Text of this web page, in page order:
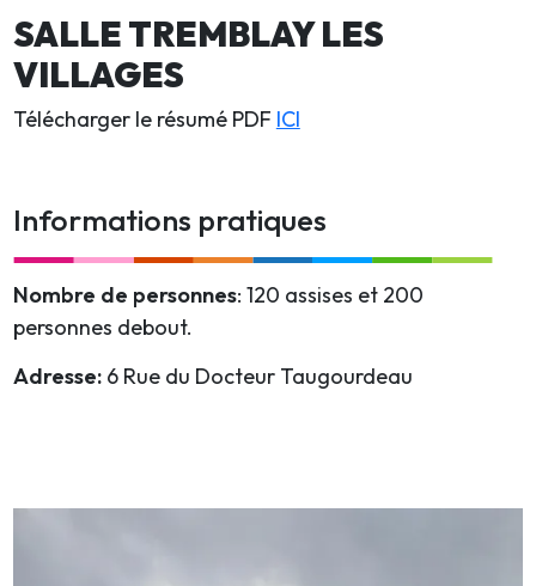
SALLE TREMBLAY LES
VILLAGES
Télécharger le résumé PDF ICI
Informations pratiques
Nombre de personnes: 120 assises et 200
personnes debout.
Adresse:6 Rue du Docteur Taugourdeau